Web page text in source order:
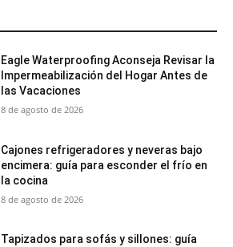
Eagle Waterproofing Aconseja Revisar la
Impermeabilización del Hogar Antes de
las Vacaciones
8 de agosto de 2026
Cajones refrigeradores y neveras bajo
encimera: guía para esconder el frío en
la cocina
8 de agosto de 2026
Tapizados para sofás y sillones: guía